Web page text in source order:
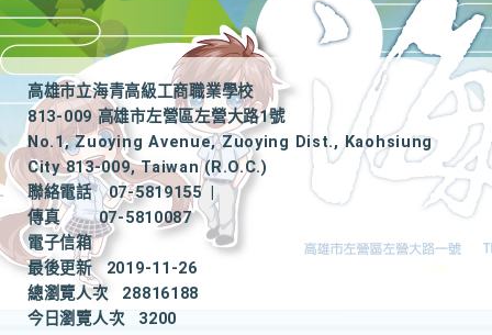
高雄市立海青高級工商職業學校
813-009 高雄市左營區左營大路1號
No.1, Zuoying Avenue, Zuoying Dist., Kaohsiung
City 813-009, Taiwan (R.O.C.)
聯絡電話
07-5819155
|
傳真
07-5810087
電子信箱
最後更新
2019-11-26
總瀏覽人次
28816188
今日瀏覽人次
3200